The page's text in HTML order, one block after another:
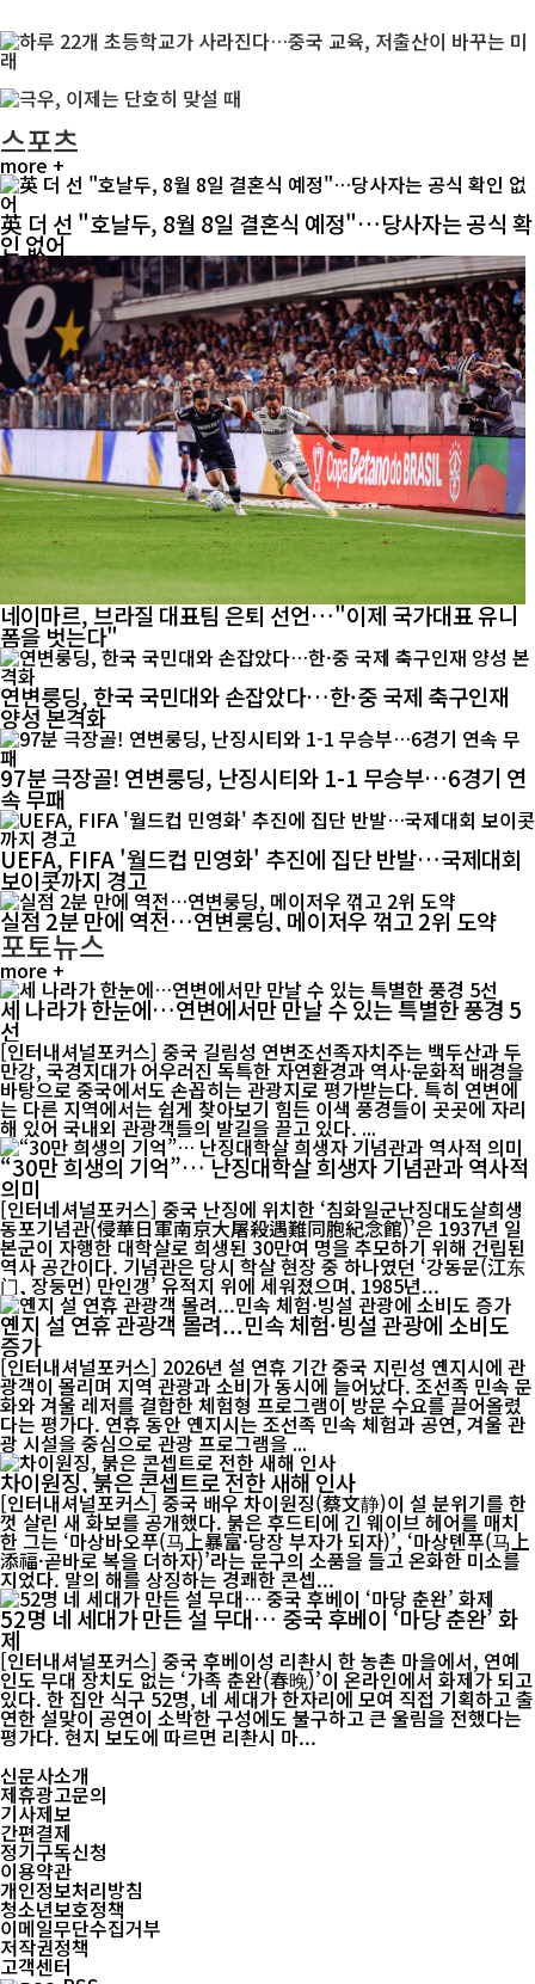
스포츠
more +
英 더 선 "호날두, 8월 8일 결혼식 예정"…당사자는 공식 확
인 없어
네이마르, 브라질 대표팀 은퇴 선언…"이제 국가대표 유니
폼을 벗는다"
연변룽딩, 한국 국민대와 손잡았다…한·중 국제 축구인재
양성 본격화
97분 극장골! 연변룽딩, 난징시티와 1-1 무승부…6경기 연
속 무패
UEFA, FIFA '월드컵 민영화' 추진에 집단 반발…국제대회
보이콧까지 경고
실점 2분 만에 역전…연변룽딩, 메이저우 꺾고 2위 도약
포토뉴스
more +
세 나라가 한눈에…연변에서만 만날 수 있는 특별한 풍경 5
선
[인터내셔널포커스] 중국 길림성 연변조선족자치주는 백두산과 두
만강, 국경지대가 어우러진 독특한 자연환경과 역사·문화적 배경을
바탕으로 중국에서도 손꼽히는 관광지로 평가받는다. 특히 연변에
는 다른 지역에서는 쉽게 찾아보기 힘든 이색 풍경들이 곳곳에 자리
해 있어 국내외 관광객들의 발길을 끌고 있다. ...
“30만 희생의 기억”… 난징대학살 희생자 기념관과 역사적
의미
[인터네셔널포커스] 중국 난징에 위치한 ‘침화일군난징대도살희생
동포기념관(侵華日軍南京大屠殺遇難同胞紀念館)’은 1937년 일
본군이 자행한 대학살로 희생된 30만여 명을 추모하기 위해 건립된
역사 공간이다. 기념관은 당시 학살 현장 중 하나였던 ‘강동문(江东
门, 장둥먼) 만인갱’ 유적지 위에 세워졌으며, 1985년...
옌지 설 연휴 관광객 몰려...민속 체험·빙설 관광에 소비도
증가
[인터내셔널포커스] 2026년 설 연휴 기간 중국 지린성 옌지시에 관
광객이 몰리며 지역 관광과 소비가 동시에 늘어났다. 조선족 민속 문
화와 겨울 레저를 결합한 체험형 프로그램이 방문 수요를 끌어올렸
다는 평가다. 연휴 동안 옌지시는 조선족 민속 체험과 공연, 겨울 관
광 시설을 중심으로 관광 프로그램을 ...
차이원징, 붉은 콘셉트로 전한 새해 인사
[인터내셔널포커스] 중국 배우 차이원징(蔡文静)이 설 분위기를 한
껏 살린 새 화보를 공개했다. 붉은 후드티에 긴 웨이브 헤어를 매치
한 그는 ‘마상바오푸(马上暴富·당장 부자가 되자)’, ‘마상톈푸(马上
添福·곧바로 복을 더하자)’라는 문구의 소품을 들고 온화한 미소를
지었다. 말의 해를 상징하는 경쾌한 콘셉...
52명 네 세대가 만든 설 무대… 중국 후베이 ‘마당 춘완’ 화
제
[인터내셔널포커스] 중국 후베이성 리촨시 한 농촌 마을에서, 연예
인도 무대 장치도 없는 ‘가족 춘완(春晚)’이 온라인에서 화제가 되고
있다. 한 집안 식구 52명, 네 세대가 한자리에 모여 직접 기획하고 출
연한 설맞이 공연이 소박한 구성에도 불구하고 큰 울림을 전했다는
평가다. 현지 보도에 따르면 리촨시 마...
신문사소개
제휴광고문의
기사제보
간편결제
정기구독신청
이용약관
개인정보처리방침
청소년보호정책
이메일무단수집거부
저작권정책
고객센터